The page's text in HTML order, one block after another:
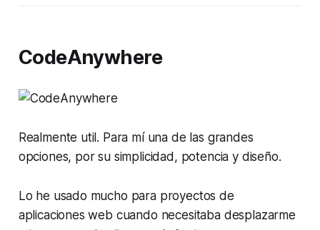
CodeAnywhere
Realmente util. Para mí una de las grandes
opciones, por su simplicidad, potencia y diseño.
Lo he usado mucho para proyectos de
aplicaciones web cuando necesitaba desplazarme